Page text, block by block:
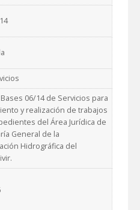
06/14 de Servicios para
y realización de trabajos
del Área Jurídica de
General de la
Hidrográfica del